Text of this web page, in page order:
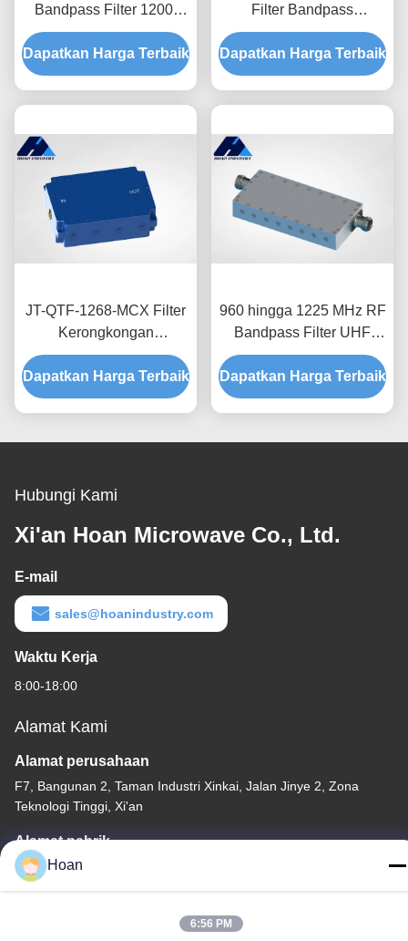
Bandpass Filter 1200-
1400 MHz Panduan
Gelombang Disesuaikan
Kerugian Masukan
Dapatkan Harga Terbaik
Filter Bandpass
Kerongkongan JT-QTF-
1268-MCX-1 Kerugian
Masuk Rendah
Dapatkan Harga Terbaik
JT-QTF-1268-MCX Filter
Kerongkongan
Disesuaikan Filter
Bandpass Low Insertion
Loss Waveguide
Dapatkan Harga Terbaik
960 hingga 1225 MHz RF
Bandpass Filter UHF
VUF 50W RF Cavity
Filter
Dapatkan Harga Terbaik
Hubungi Kami
Xi'an Hoan Microwave Co., Ltd.
E-mail
sales@hoanindustry.com
Waktu Kerja
8:00-18:00
Alamat Kami
Alamat perusahaan
F7, Bangunan 2, Taman Industri Xinkai, Jalan Jinye 2, Zona
Teknologi Tinggi, Xi'an
Alamat pabrik
F7, Bangunan 2, Taman Industri Xinkai, Jalan Jinye 2, Zona
Teknologi Tinggi, Xi'an
Hoan
6:56 PM